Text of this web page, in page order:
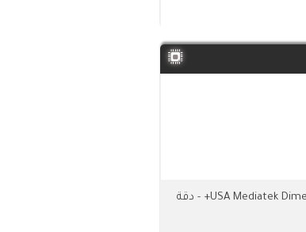
Qualcomm SM8475 Snapdragon 8+ Gen 1 - دقة تصنيع (4 نانومتر) - USA Mediatek Dimensity 9000+ - دقة